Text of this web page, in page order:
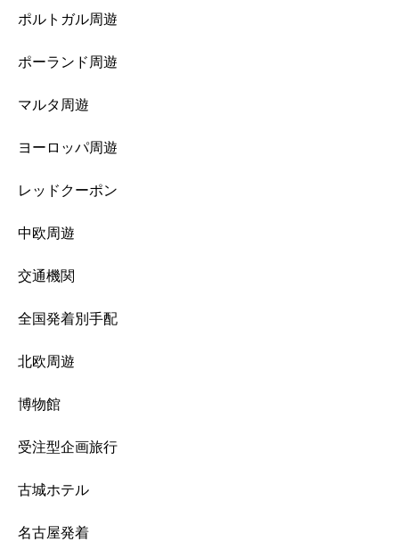
ポルトガル周遊
ポーランド周遊
マルタ周遊
ヨーロッパ周遊
レッドクーポン
中欧周遊
交通機関
全国発着別手配
北欧周遊
博物館
受注型企画旅行
古城ホテル
名古屋発着